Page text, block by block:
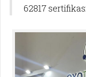
62817